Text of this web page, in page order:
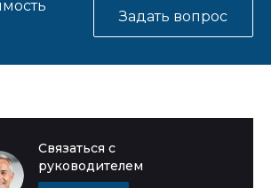
Задать вопрос
Связаться с
руководителем